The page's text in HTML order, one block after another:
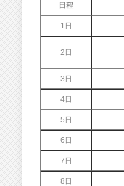
日程
1日
2日
3日
4日
5日
6日
7日
8日